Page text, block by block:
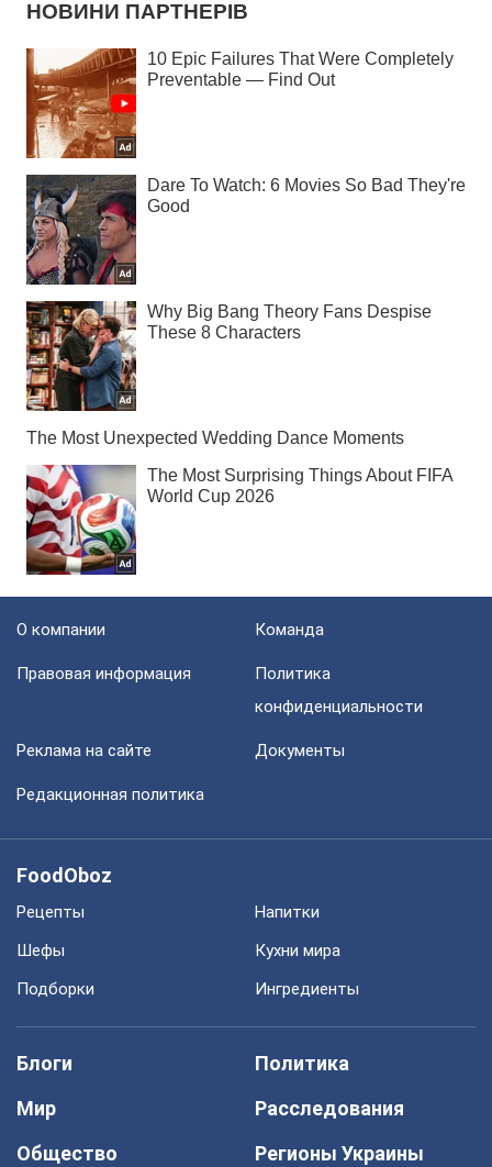
О компании Команда
Правовая информация
Политика
конфиденциальности
Реклама на сайте Документы
Редакционная политика
FoodOboz
Рецепты
Напитки
Шефы
Кухни мира
Подборки
Ингредиенты
Блоги
Политика
Мир
Расследования
Общество
Регионы Украины